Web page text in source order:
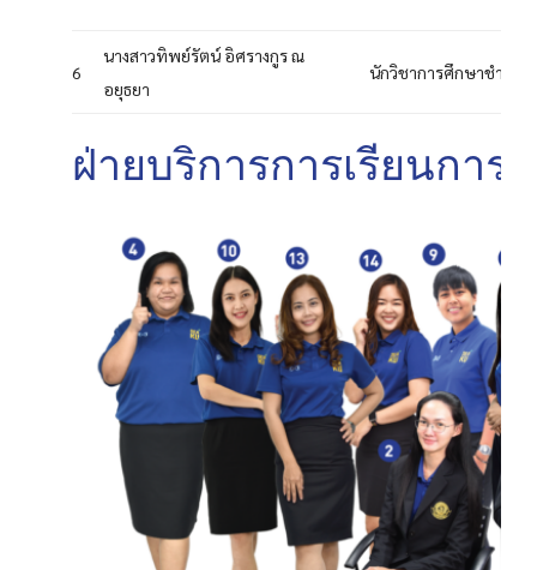
6
นางสาวทิพย์รัตน์ อิศรางกูร ณ
อยุธยา
นักวิชาการศึกษาชำนา
ฝ่ายบริการการเรียนการ